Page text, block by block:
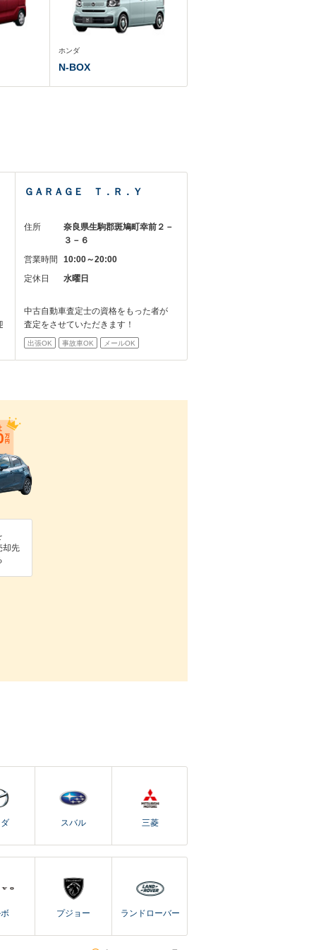
ホンダ
N-BOX
ＧＡＲＡＧＥ Ｔ．Ｒ．Ｙ
住所
奈良県生駒郡斑鳩町幸前２－
３－６
営業時間
10:00～20:00
定休日
水曜日
中古自動車査定士の資格をもった者が
査定をさせていただきます！
出張OK 事故車OK メールOK
却先
スバル 三菱
プジョー ランドローバー